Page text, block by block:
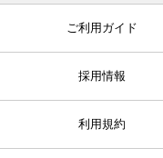
ご利用ガイド
採用情報
利用規約